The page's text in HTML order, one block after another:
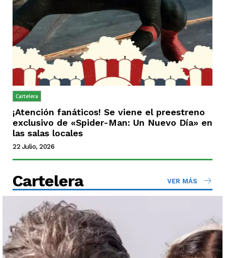
Cartelera
¡Atención fanáticos! Se viene el preestreno
exclusivo de «Spider-Man: Un Nuevo Día» en
las salas locales
22 Julio, 2026
Cartelera VER MÁS